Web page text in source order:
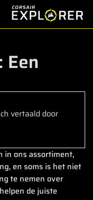
Een
vertaald door
in ons assortiment,
en soms is het niet
te nemen over
de juiste